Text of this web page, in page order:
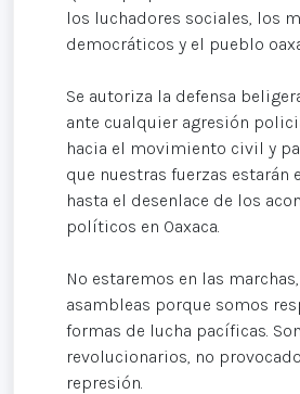
los luchadores sociales, los
democráticos y el pueblo
Se autoriza la defensa
ante cualquier agresión
hacia el movimiento civil y
que nuestras fuerzas estarán
hasta el desenlace de los
políticos en Oaxaca.
No estaremos en las
asambleas porque somos
formas de lucha pacíficas.
revolucionarios, no
represión.